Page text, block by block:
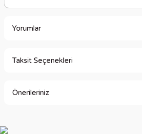
Yorumlar
Taksit Seçenekleri
Önerileriniz